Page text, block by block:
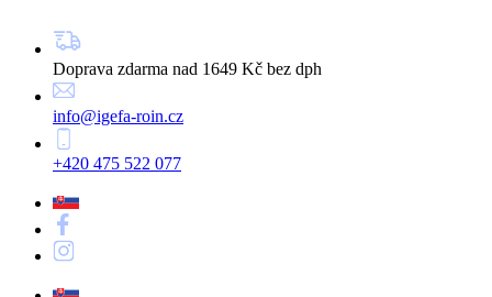
Doprava zdarma nad 1649 Kč bez dph
info@igefa-roin.cz
+420 475 522 077